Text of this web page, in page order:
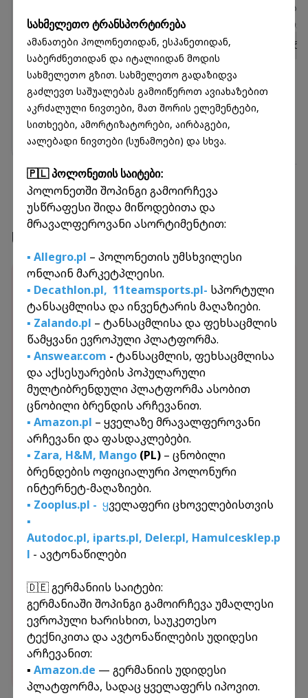
მარტივად და
შეუფერხებლად.
სრული ინფორმაცია
ყოველგვარი
საკომისიოს
სრული
სერვისები
ონლაინ ამანათები
იშოპინგეთ მსოფლიოს წამყვან მაღაზიებში
და მიიღეთ ამანათები პირდაპირ
საქართველოში. ჩვენ უზრუნველვყოფთ სწრაფ
და უსაფრთხო ტრანსპორტირებას.
ამერიკა
დიდი ბრიტანეთი
საბერძნეთი
ჩინეთი
ესპანეთი
გერმანია
პოლონეთი
კვიპროსი
იტალია
გაიგეთ მეტი
საკურიერო 🚗
📦
სახმელეთო ტრანსპორტირება
ამანათები პოლონეთიდან, ესპანეთიდან,
საბერძნეთიდან და იტალიიდან მოდის
სახმელეთო გზით. სახმელეთო გადაზიდვა
გაძლევთ საშუალებას გამოიწეროთ ავიახაზებით
აკრძალული ნივთები, მათ შორის ელემენტები,
სითხეები, ამორტიზატორები, აირბაგები,
აალებადი ნივთები (სუნამოები) და სხვა.
🇵🇱 პოლონეთის საიტები:
პოლონეთში შოპინგი გამოირჩევა
უსწრაფესი შიდა მიწოდებითა და
მრავალფეროვანი ასორტიმენტით:
▪️ Allegro.pl – პოლონეთის უმსხვილესი
ონლაინ მარკეტპლეისი.
▪️ Decathlon.pl, 11teamsports.pl- სპორტული
ტანსაცმლისა და ინვენტარის მაღაზიები.
▪️ Zalando.pl – ტანსაცმლისა და ფეხსაცმლის
წამყვანი ევროპული პლატფორმა.
▪️ Answear.com - ტანსაცმლის, ფეხსაცმლისა
და აქსესუარების პოპულარული
მულტიბრენდული პლატფორმა ასობით
ცნობილი ბრენდის არჩევანით.
▪️ Amazon.pl – ყველაზე მრავალფეროვანი
არჩევანი და ფასდაკლებები.
▪️ Zara, H&M, Mango (PL)– ცნობილი
ბრენდების ოფიციალური პოლონური
ინტერნეტ-მაღაზიები.
▪️ Zooplus.pl - ყველაფერი ცხოველებისთვის
▪️
Autodoc.pl, iparts.pl, Deler.pl, Hamulcesklep.p
l - ავტონაწილები
🇩🇪 გერმანიის საიტები:
გერმანიაში შოპინგი გამოირჩევა უმაღლესი
ევროპული ხარისხით, საუკეთესო
ტექნიკითა და ავტონაწილების უდიდესი
არჩევანით:
▪️ Amazon.de — გერმანიის უდიდესი
პლატფორმა, სადაც ყველაფერს იპოვით.